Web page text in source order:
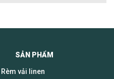
SẢN PHẨM
Rèm vải linen